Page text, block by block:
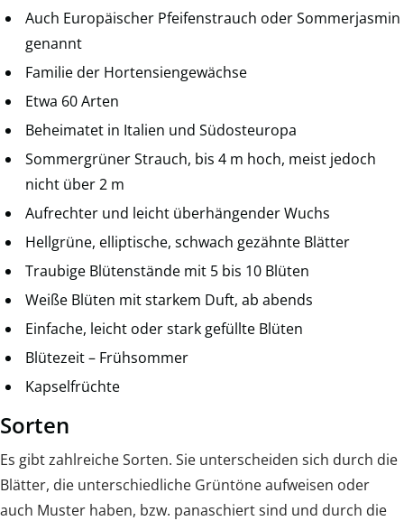
Auch Europäischer Pfeifenstrauch oder Sommerjasmin
genannt
Familie der Hortensiengewächse
Etwa 60 Arten
Beheimatet in Italien und Südosteuropa
Sommergrüner Strauch, bis 4 m hoch, meist jedoch
nicht über 2 m
Aufrechter und leicht überhängender Wuchs
Hellgrüne, elliptische, schwach gezähnte Blätter
Traubige Blütenstände mit 5 bis 10 Blüten
Weiße Blüten mit starkem Duft, ab abends
Einfache, leicht oder stark gefüllte Blüten
Blütezeit – Frühsommer
Kapselfrüchte
Sorten
Es gibt zahlreiche Sorten. Sie unterscheiden sich durch die
Blätter, die unterschiedliche Grüntöne aufweisen oder
auch Muster haben, bzw. panaschiert sind und durch die